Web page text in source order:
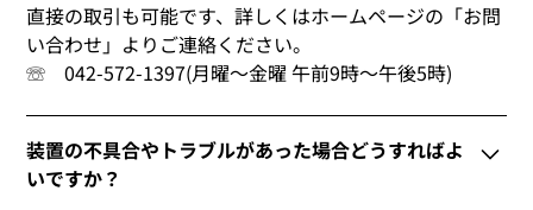
直接の取引も可能です、詳しくはホームページの「お問
い合わせ」よりご連絡ください。
☏ 042-572-1397(月曜～金曜 午前9時～午後5時)
装置の不具合やトラブルがあった場合どうすればよ
いですか？